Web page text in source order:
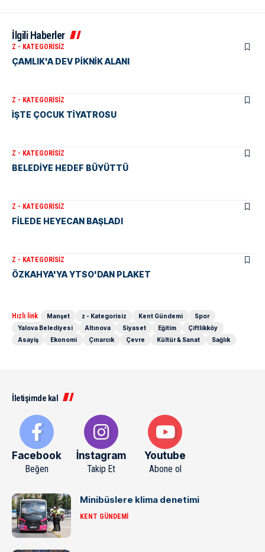
İlgili Haberler
Z - KATEGORISIZ
ÇAMLIK'A DEV PİKNİK ALANI
Z - KATEGORISIZ
İŞTE ÇOCUK TİYATROSU
Z - KATEGORISIZ
BELEDİYE HEDEF BÜYÜTTÜ
Z - KATEGORISIZ
FİLEDE HEYECAN BAŞLADI
Z - KATEGORISIZ
ÖZKAHYA'YA YTSO'DAN PLAKET
Hızlı link Manşet z - Kategorisiz Kent Gündemi
Spor
Yalova Belediyesi
Altınova Siyaset Eğitim
Çiftlikköy
Asayiş
Ekonomi Çınarcık Çevre Kültür & Sanat Sağlık
İletişimde kal
Facebook
Beğen
İnstagram
Takip Et
Youtube
Abone ol
Minibüslere klima denetimi
KENT GÜNDEMI